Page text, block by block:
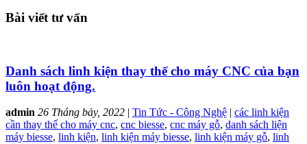
Bài viết tư vấn
Danh sách linh kiện thay thế cho máy CNC của bạn
luôn hoạt động.
admin 26 Tháng bảy, 2022 Tin Tức - Công Nghệ
các linh kiện
cần thay thế cho máy cnc, cnc biesse, cnc máy gỗ, danh sách liện
máy biesse, linh kiện, linh kiện máy biesse, linh kiện máy gỗ, linh